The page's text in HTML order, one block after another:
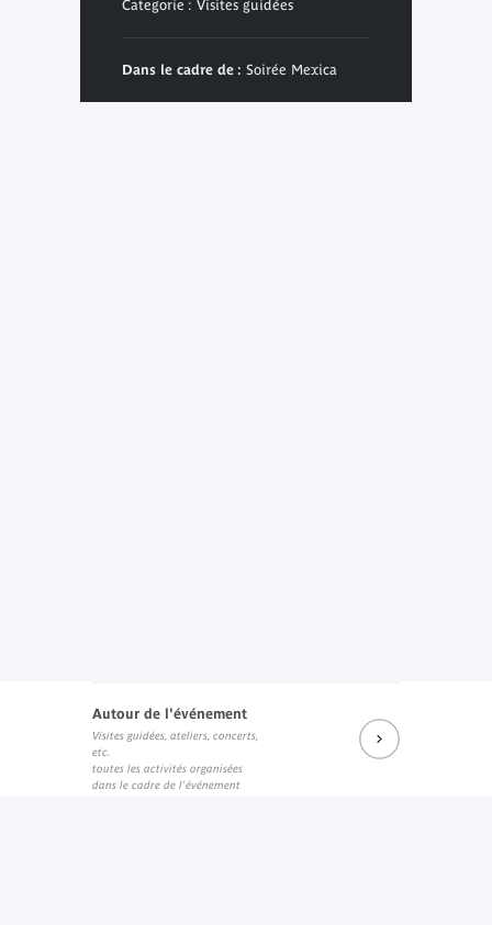
Categorie : Visites guidées
Dans le cadre de : Soirée Mexica
Autour de l'événement
Visites guidées, ateliers, concerts,
etc.
toutes les activités organisées
dans le cadre de l'événement